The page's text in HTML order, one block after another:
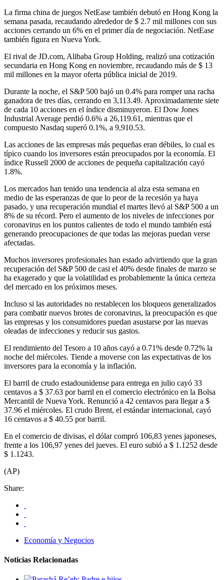
La firma china de juegos NetEase también debutó en Hong Kong la
semana pasada, recaudando alrededor de $ 2.7 mil millones con sus
acciones cerrando un 6% en el primer día de negociación. NetEase
también figura en Nueva York.
El rival de JD.com, Alibaba Group Holding, realizó una cotización
secundaria en Hong Kong en noviembre, recaudando más de $ 13
mil millones en la mayor oferta pública inicial de 2019.
Durante la noche, el S&P 500 bajó un 0.4% para romper una racha
ganadora de tres días, cerrando en 3,113.49. Aproximadamente siete
de cada 10 acciones en el índice disminuyeron. El Dow Jones
Industrial Average perdió 0.6% a 26,119.61, mientras que el
compuesto Nasdaq superó 0.1%, a 9,910.53.
Las acciones de las empresas más pequeñas eran débiles, lo cual es
típico cuando los inversores están preocupados por la economía. El
índice Russell 2000 de acciones de pequeña capitalización cayó
1.8%.
Los mercados han tenido una tendencia al alza esta semana en
medio de las esperanzas de que lo peor de la recesión ya haya
pasado, y una recuperación mundial el martes llevó al S&P 500 a un
8% de su récord. Pero el aumento de los niveles de infecciones por
coronavirus en los puntos calientes de todo el mundo también está
generando preocupaciones de que todas las mejoras puedan verse
afectadas.
Muchos inversores profesionales han estado advirtiendo que la gran
recuperación del S&P 500 de casi el 40% desde finales de marzo se
ha exagerado y que la volatilidad es probablemente la única certeza
del mercado en los próximos meses.
Incluso si las autoridades no restablecen los bloqueos generalizados
para combatir nuevos brotes de coronavirus, la preocupación es que
las empresas y los consumidores puedan asustarse por las nuevas
oleadas de infecciones y reducir sus gastos.
El rendimiento del Tesoro a 10 años cayó a 0.71% desde 0.72% la
noche del miércoles. Tiende a moverse con las expectativas de los
inversores para la economía y la inflación.
El barril de crudo estadounidense para entrega en julio cayó 33
centavos a $ 37.63 por barril en el comercio electrónico en la Bolsa
Mercantil de Nueva York. Renunció a 42 centavos para llegar a $
37.96 el miércoles. El crudo Brent, el estándar internacional, cayó
16 centavos a $ 40.55 por barril.
En el comercio de divisas, el dólar compró 106,83 yenes japoneses,
frente a los 106,97 yenes del jueves. El euro subió a $ 1.1252 desde
$ 1.1243.
(AP)
Share:
Economía y Negocios
Noticias Relacionadas